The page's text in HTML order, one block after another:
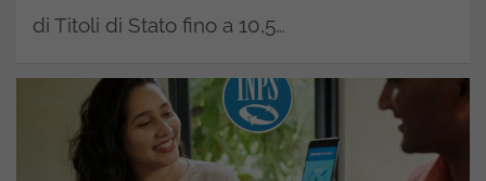
di Titoli di Stato fino a 10,5…